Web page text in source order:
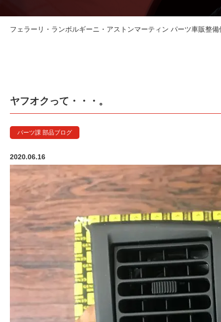
フェラーリ・ランボルギーニ・アストンマーティン パーツ車販整
ヤフオクって・・・。
パーツ課 部品ブログ
2020.06.16